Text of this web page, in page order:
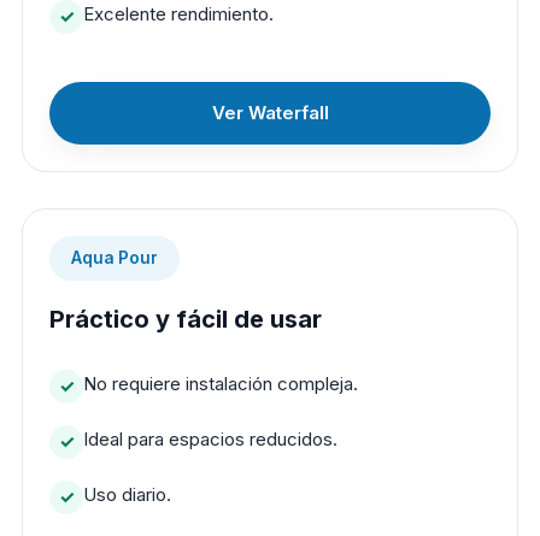
Excelente rendimiento.
Ver Waterfall
Aqua Pour
Práctico y fácil de usar
No requiere instalación compleja.
Ideal para espacios reducidos.
Uso diario.